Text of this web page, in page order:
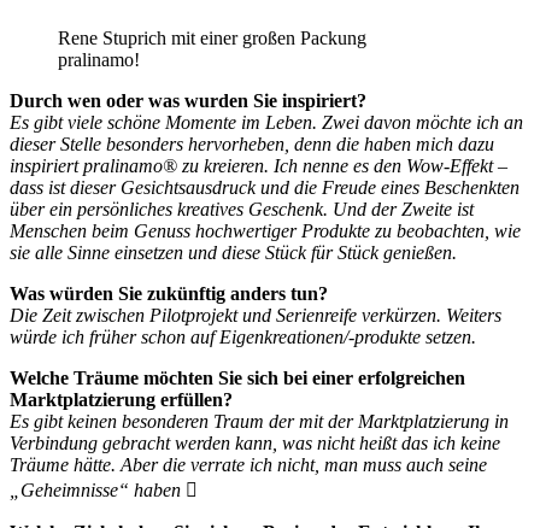
Rene Stuprich mit einer großen Packung
pralinamo!
Durch wen oder was wurden Sie inspiriert?
Es gibt viele schöne Momente im Leben. Zwei davon möchte ich an
dieser Stelle besonders hervorheben, denn die haben mich dazu
inspiriert pralinamo® zu kreieren. Ich nenne es den Wow-Effekt –
dass ist dieser Gesichtsausdruck und die Freude eines Beschenkten
über ein persönliches kreatives Geschenk. Und der Zweite ist
Menschen beim Genuss hochwertiger Produkte zu beobachten, wie
sie alle Sinne einsetzen und diese Stück für Stück genießen.
Was würden Sie zukünftig anders tun?
Die Zeit zwischen Pilotprojekt und Serienreife verkürzen. Weiters
würde ich früher schon auf Eigenkreationen/-produkte setzen.
Welche Träume möchten Sie sich bei einer erfolgreichen
Marktplatzierung erfüllen?
Es gibt keinen besonderen Traum der mit der Marktplatzierung in
Verbindung gebracht werden kann, was nicht heißt das ich keine
Träume hätte. Aber die verrate ich nicht, man muss auch seine
„Geheimnisse“ haben 